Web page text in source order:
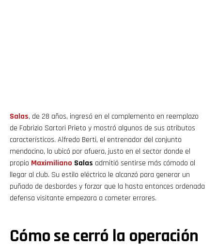
Salas, de 28 años, ingresó en el complemento en reemplazo
de Fabrizio Sartori Prieto y mostró algunos de sus atributos
característicos. Alfredo Berti, el entrenador del conjunto
mendocino, lo ubicó por afuera, justo en el sector donde el
propio Maximiliano Salas admitió sentirse más cómodo al
llegar al club. Su estilo eléctrico le alcanzó para generar un
puñado de desbordes y forzar que la hasta entonces ordenada
defensa visitante empezara a cometer errores.
Cómo se cerró la operación